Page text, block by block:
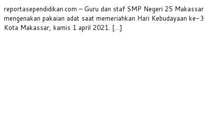
Share
reportasependidikan.com – Guru dan staf SMP Negeri 25 Makassar
mengenakan pakaian adat saat memeriahkan Hari Kebudayaan ke-3
Kota Makassar, kamis 1 april 2021. […]